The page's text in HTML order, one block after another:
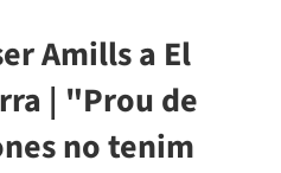
Amills a El
| "Prou de
no tenim